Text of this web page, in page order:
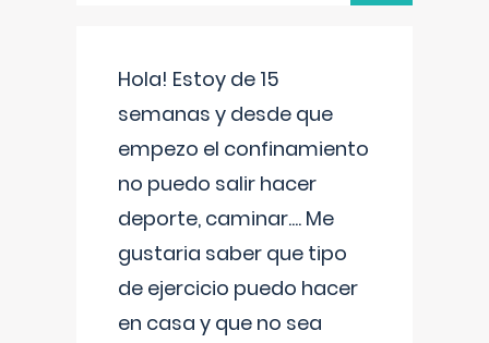
Hola! Estoy de 15
semanas y desde que
empezo el confinamiento
no puedo salir hacer
deporte, caminar.... Me
gustaria saber que tipo
de ejercicio puedo hacer
en casa y que no sea